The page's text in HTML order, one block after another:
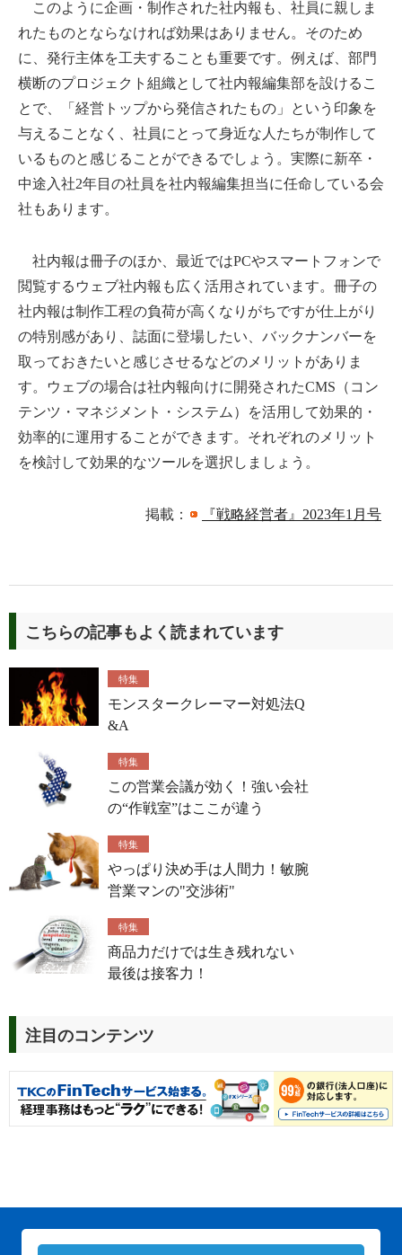
このように企画・制作された社内報も、社員に親しま
れたものとならなければ効果はありません。そのため
に、発行主体を工夫することも重要です。例えば、部門
横断のプロジェクト組織として社内報編集部を設けるこ
とで、「経営トップから発信されたもの」という印象を
与えることなく、社員にとって身近な人たちが制作して
いるものと感じることができるでしょう。実際に新卒・
中途入社2年目の社員を社内報編集担当に任命している会
社もあります。
社内報は冊子のほか、最近ではPCやスマートフォンで
閲覧するウェブ社内報も広く活用されています。冊子の
社内報は制作工程の負荷が高くなりがちですが仕上がり
の特別感があり、誌面に登場したい、バックナンバーを
取っておきたいと感じさせるなどのメリットがありま
す。ウェブの場合は社内報向けに開発されたCMS（コン
テンツ・マネジメント・システム）を活用して効果的・
効率的に運用することができます。それぞれのメリット
を検討して効果的なツールを選択しましょう。
掲載： 『戦略経営者』2023年1月号
こちらの記事もよく読まれています
特集
モンスタークレーマー対処法Q
&A
特集
この営業会議が効く！強い会社
の“作戦室”はここが違う
特集
やっぱり決め手は人間力！敏腕
営業マンの"交渉術"
特集
商品力だけでは生き残れない
最後は接客力！
注目のコンテンツ